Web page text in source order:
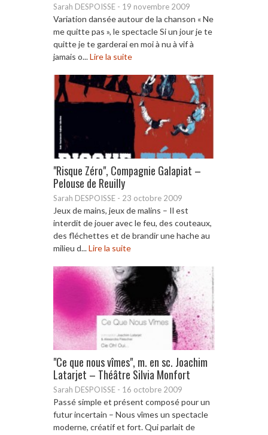
Sarah DESPOISSE - 19 novembre 2009
Variation dansée autour de la chanson « Ne
me quitte pas », le spectacle Si un jour je te
quitte je te garderai en moi à nu à vif à
jamais o...Lire la suite
"Risque Zéro", Compagnie Galapiat –
Pelouse de Reuilly
Sarah DESPOISSE - 23 octobre 2009
Jeux de mains, jeux de malins – Il est
interdit de jouer avec le feu, des couteaux,
des fléchettes et de brandir une hache au
milieu d...Lire la suite
"Ce que nous vîmes", m. en sc. Joachim
Latarjet – Théâtre Silvia Monfort
Sarah DESPOISSE - 16 octobre 2009
Passé simple et présent composé pour un
futur incertain – Nous vîmes un spectacle
moderne, créatif et fort. Qui parlait de